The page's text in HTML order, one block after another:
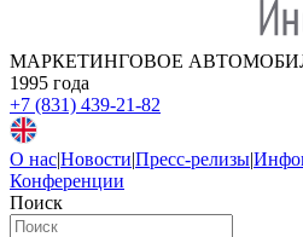
МАРКЕТИНГОВОЕ
1995 года
+7 (831) 439-21-82
О нас|Новости|Пресс-релизы|
Конференции
Поиск